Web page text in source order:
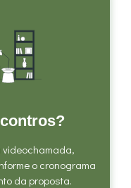
videochamada,
o cronograma
da proposta.